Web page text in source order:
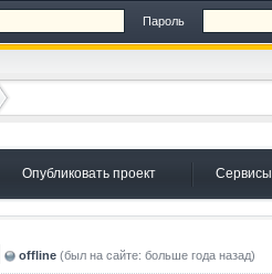
Пароль
Опубликовать проект Сервисы
offline (был на сайте: больше года назад)